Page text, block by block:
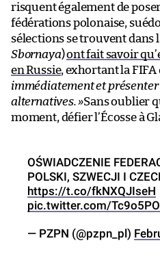
risquent également de
fédérations polonaise,
sélections se trouvent dans
Sbornaya)ont fait savoir
en Russie, exhortant la FIFA
immédiatement et présenter
alternatives. »Sans oublier
moment, défier l’Écosse à
OŚWIADCZENIE
POLSKI, SZWECJI I
https://t.co/fkNXQJIseH
pic.twitter.com/
— PZPN (@pzpn_pl)